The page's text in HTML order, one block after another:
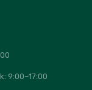
9:00–17:00